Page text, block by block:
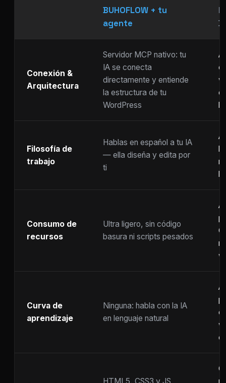
BUHOFLOW + tu
agente
Conexión &
Arquitectura
Servidor MCP nativo: tu
IA se conecta
directamente y entiende
la estructura de tu
WordPress
Filosofía de
trabajo
Hablas en español a tu IA
— ella diseña y edita por
ti
Consumo de
recursos
Ultra ligero, sin código
basura ni scripts pesados
Curva de
aprendizaje
Ninguna: habla con la IA
en lenguaje natural